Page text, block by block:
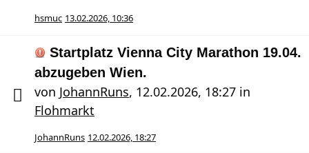
hsmuc 13.02.2026, 10:36
Startplatz Vienna City Marathon 19.04.
abzugeben Wien.
von JohannRuns, 12.02.2026, 18:27 in
Flohmarkt
JohannRuns 12.02.2026, 18:27